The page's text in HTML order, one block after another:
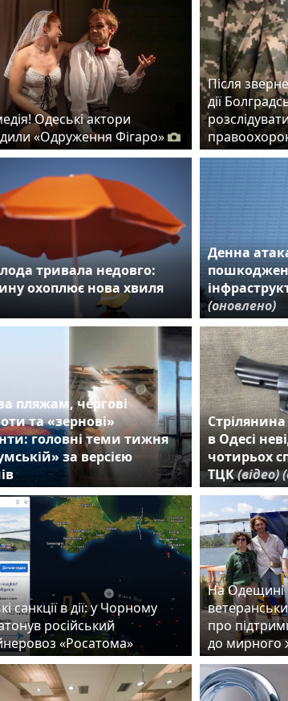
Одеські актори
«Одруження Фігаро»
Після
дії
тривала недовго:
охоплює нова хвиля
Денна
(оновлено)
пляжам, чергові
та «зернові»
головні теми тижня
за версією
в Одесі
чотирьох
ТЦК(відео)
санкції в дії: у Чорному
російський
«Росатома»
На Одещині
про
до мирного